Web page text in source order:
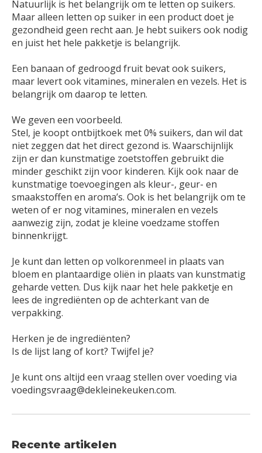
Natuurlijk is het belangrijk om te letten op suikers.
Maar alleen letten op suiker in een product doet je
gezondheid geen recht aan. Je hebt suikers ook nodig
en juist het hele pakketje is belangrijk.
Een banaan of gedroogd fruit bevat ook suikers,
maar levert ook vitamines, mineralen en vezels. Het is
belangrijk om daarop te letten.
We geven een voorbeeld.
Stel, je koopt ontbijtkoek met 0% suikers, dan wil dat
niet zeggen dat het direct gezond is. Waarschijnlijk
zijn er dan kunstmatige zoetstoffen gebruikt die
minder geschikt zijn voor kinderen. Kijk ook naar de
kunstmatige toevoegingen als kleur-, geur- en
smaakstoffen en aroma’s. Ook is het belangrijk om te
weten of er nog vitamines, mineralen en vezels
aanwezig zijn, zodat je kleine voedzame stoffen
binnenkrijgt.
Je kunt dan letten op volkorenmeel in plaats van
bloem en plantaardige oliën in plaats van kunstmatig
geharde vetten. Dus kijk naar het hele pakketje en
lees de ingrediënten op de achterkant van de
verpakking.
Herken je de ingrediënten?
Is de lijst lang of kort? Twijfel je?
Je kunt ons altijd een vraag stellen over voeding via
voedingsvraag@dekleinekeuken.com.
Recente artikelen